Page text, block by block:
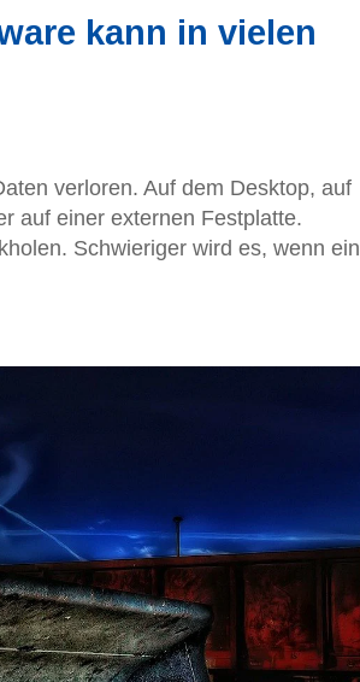
kann in vielen
verloren. Auf dem Desktop, auf
auf einer externen Festplatte.
Schwieriger wird es, wenn ein